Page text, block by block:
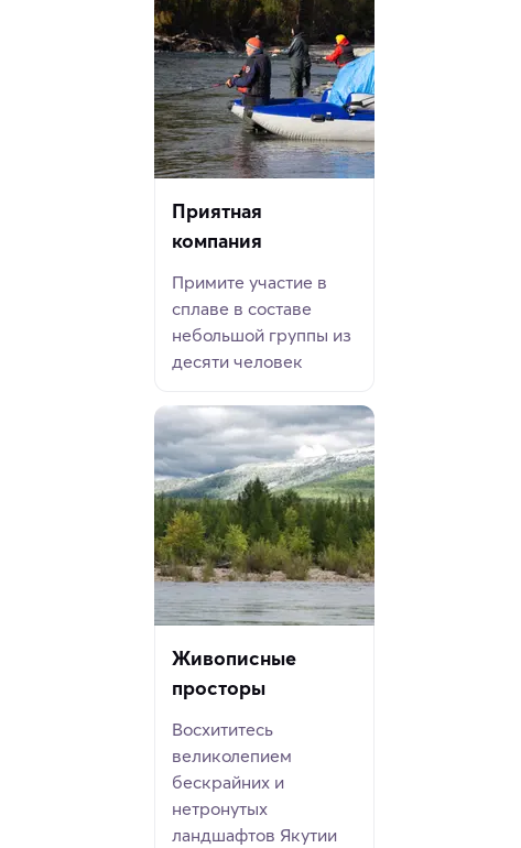
Приятная
компания
Примите участие в
сплаве в составе
небольшой группы из
десяти человек
Живописные
просторы
Восхититесь
великолепием
бескрайних и
нетронутых
ландшафтов Якутии